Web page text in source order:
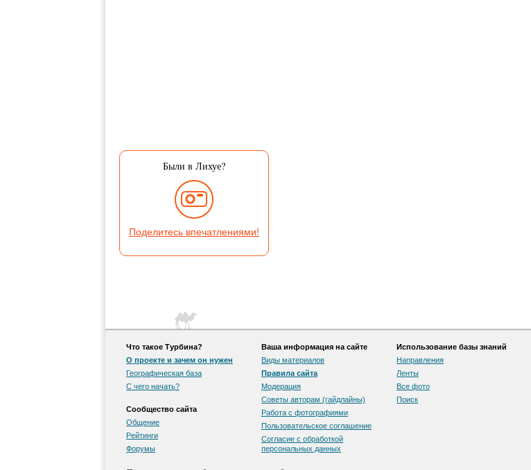
Были в Лихуе?
Поделитесь впечатлениями!
Что такое Турбина?
О проекте и зачем он нужен
Географическая база
С чего начать?
Сообщество сайта
Общение
Рейтинги
Форумы
Ваша информация на сайте
Виды материалов
Правила сайта
Модерация
Советы авторам (гайдлайны)
Работа с фотографиями
Пользовательскоe соглашение
Согласие с обработкой
персональных данных
Использование базы знаний
Направления
Ленты
Все фото
Поиск